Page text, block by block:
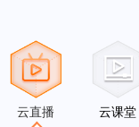
云直播 云课堂